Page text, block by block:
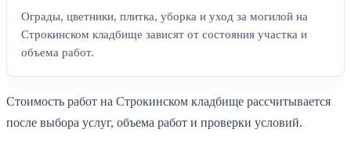
Ограды, цветники, плитка, уборка и уход за могилой на
Строкинском кладбище зависят от состояния участка и
объема работ.
Стоимость работ на Строкинском кладбище рассчитывается
после выбора услуг, объема работ и проверки условий.